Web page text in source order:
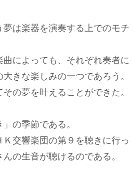
は楽器を演奏する上でのモチ
によっても、それぞれ奏者に
きな楽しみの一つであろう。
の夢を叶えることができた。
の季節である。
交響楽団の第９を聴きに行っ
の生音が聴けるのである。